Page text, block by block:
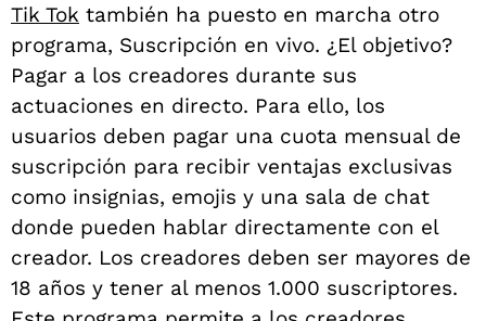
Tik Tok también ha puesto en marcha otro
programa, Suscripción en vivo. ¿El objetivo?
Pagar a los creadores durante sus
actuaciones en directo. Para ello, los
usuarios deben pagar una cuota mensual de
suscripción para recibir ventajas exclusivas
como insignias, emojis y una sala de chat
donde pueden hablar directamente con el
creador. Los creadores deben ser mayores de
18 años y tener al menos 1.000 suscriptores.